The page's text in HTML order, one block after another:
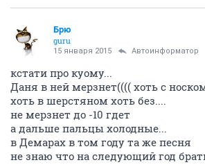
Брю
guru
15 января 2015 Автоинформатор
кстати про куому...
Даня в ней мерзнет(((( хоть с
хоть в шерстяном хоть без....
не мерзнет до -10 гдет
а дальше пальцы холодные...
в Демарах в том году та же песня
не знаю что на следующий год